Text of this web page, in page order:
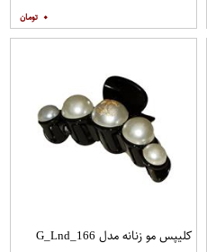
۰
کلیپس مو زنانه مدل G_Lnd_166